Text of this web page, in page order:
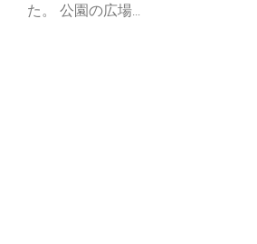
た。 公園の広場...